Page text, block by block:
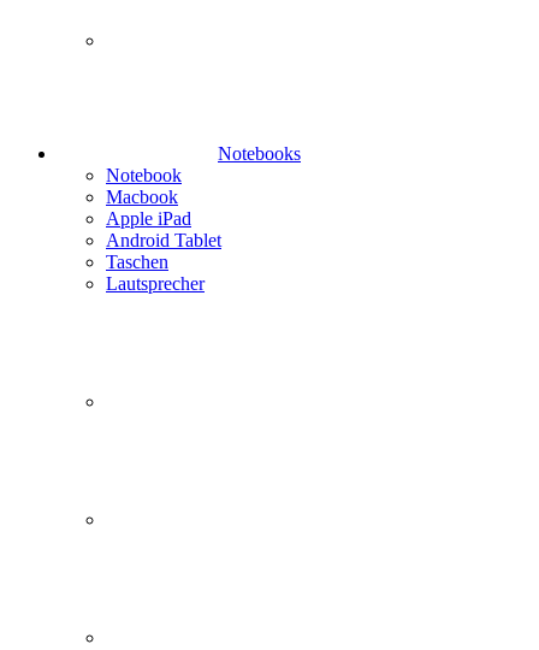
Notebooks
Notebook
Macbook
Apple iPad
Android Tablet
Taschen
Lautsprecher